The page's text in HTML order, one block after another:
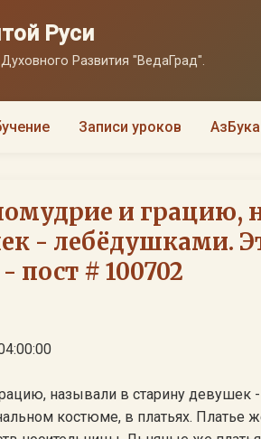
Руси
Развития "ВедаГрад".
Записи уроков АзБука
и грацию,
- лебёдушками.
# 100702
называли в старину девушек
костюме, в платьях. Платье